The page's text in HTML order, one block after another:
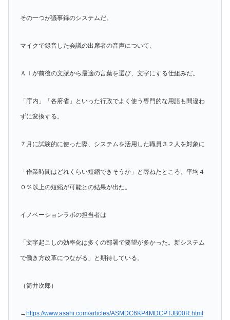
その一つが議事録のシステムだ。
マイクで録音した会議の出席者の音声について、
ＡＩが前後の文脈から最適の言葉を選び、文字にする仕組みだ。
「庁内」「各府省」といった行政でよく使う専門的な用語も間違わ
ずに変換する。
７月に試験的に使った際、システムを活用した職員３２人を対象に
「作業時間はどれくらい短縮できそうか」と尋ねたところ、平均４
０％以上の短縮が可能との結果が出た。
イノベーションラボの担当者は
「文字起こしの効率化は多くの部署で要望が多かった。新システム
で働き方改革につながる」と期待している。
（筒井次郎）
→ https://www.asahi.com/articles/ASMDC6KP4MDCPTJB00R.html